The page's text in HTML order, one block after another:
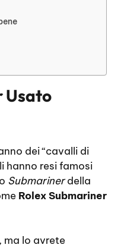
Usato
dei “cavalli di
hanno resi famosi
Submarinerdella
Rolex Submariner
ma lo avrete